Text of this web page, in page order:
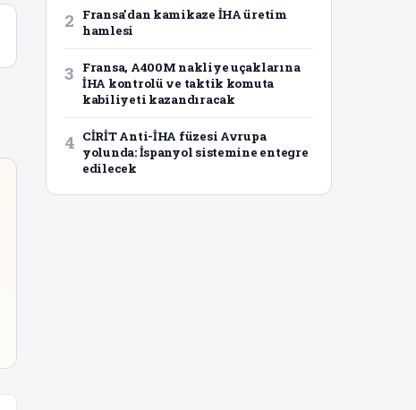
2
Fransa’dan kamikaze İHA üretim
hamlesi
3
Fransa, A400M nakliye uçaklarına
İHA kontrolü ve taktik komuta
kabiliyeti kazandıracak
4 CİRİT Anti-İHA füzesi Avrupa
yolunda: İspanyol sistemine entegre
edilecek